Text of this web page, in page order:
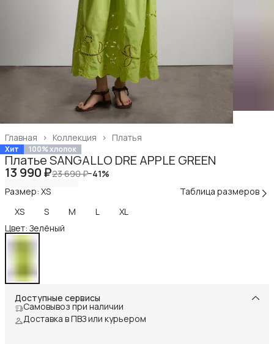
Платья
Коллекция ›
Главная ›
Хит 100% хлопок
Платье SANGALLO DRE APPLE GREEN
13 990 ₽23 690 ₽−41%
Размер: XS
Таблица размеров
XS
S M L
XL
Цвет: Зелёный
Доступные сервисы
Самовывоз при наличии
Доставка в ПВЗ или курьером